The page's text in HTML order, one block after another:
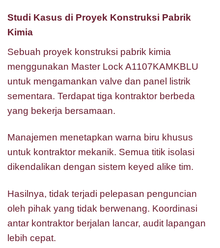
Studi Kasus di Proyek Konstruksi Pabrik
Kimia
Sebuah proyek konstruksi pabrik kimia
menggunakan Master Lock A1107KAMKBLU
untuk mengamankan valve dan panel listrik
sementara. Terdapat tiga kontraktor berbeda
yang bekerja bersamaan.
Manajemen menetapkan warna biru khusus
untuk kontraktor mekanik. Semua titik isolasi
dikendalikan dengan sistem keyed alike tim.
Hasilnya, tidak terjadi pelepasan penguncian
oleh pihak yang tidak berwenang. Koordinasi
antar kontraktor berjalan lancar, audit lapangan
lebih cepat.